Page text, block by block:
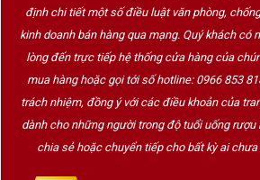
định chi tiết một số điều luật văn phòng,
kinh doanh bán hàng qua mạng. Quý khách có
lòng đến trực tiếp hệ thống cửa hàng của
mua hàng hoặc gọi tới số hotline: 0966 853
trách nhiệm, đồng ý với các điều khoản của
dành cho những người trong độ tuổi uống rượu
chia sẻ hoặc chuyển tiếp cho bất kỳ ai